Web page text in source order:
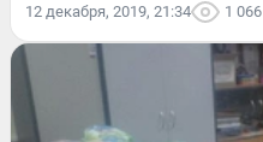
12 декабря, 2019, 21:34 1 066